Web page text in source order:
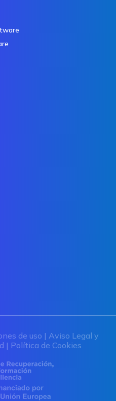
de uso | Aviso Legal y
| Política de Cookies